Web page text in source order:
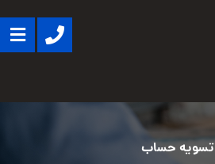
تسویه حساب